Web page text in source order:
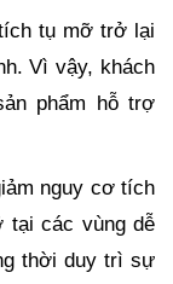
tụ mỡ trở lại
Vì vậy, khách
phẩm hỗ trợ
nguy cơ tích
tại các vùng dễ
thời duy trì sự